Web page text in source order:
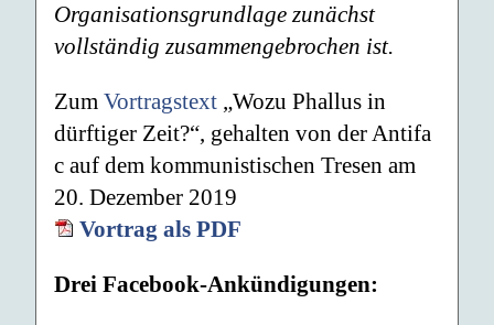
Organisationsgrundlage zunächst
vollständig zusammengebrochen ist.
Zum Vortragstext „Wozu Phallus in
dürftiger Zeit?“, gehalten von der Antifa
c auf dem kommunistischen Tresen am
20. Dezember 2019
Vortrag als PDF
Drei Facebook-Ankündigungen: